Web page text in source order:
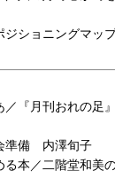
ジショニングマッ
／『月刊おれの足
準備 内澤旬子
る本／二階堂和美